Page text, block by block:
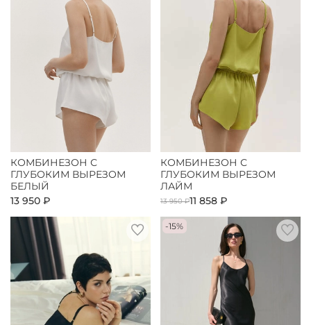
КОМБИНЕЗОН С
ГЛУБОКИМ ВЫРЕЗОМ
БЕЛЫЙ
13 950 ₽
КОМБИНЕЗОН С
ГЛУБОКИМ ВЫРЕЗОМ
ЛАЙМ
13 950 ₽11 858 ₽
-15%